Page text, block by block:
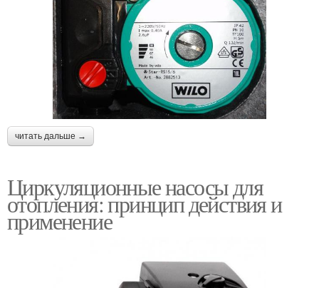
читать дальше →
Циркуляционные насосы для
отопления: принцип действия и
применение